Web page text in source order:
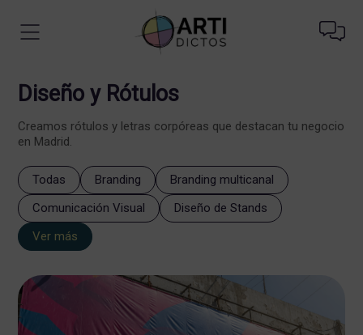
Diseño y Rótulos
Creamos rótulos y letras corpóreas que destacan tu negocio
en Madrid.
Todas Branding
Branding multicanal
Comunicación Visual
Diseño de Stands
Ver más